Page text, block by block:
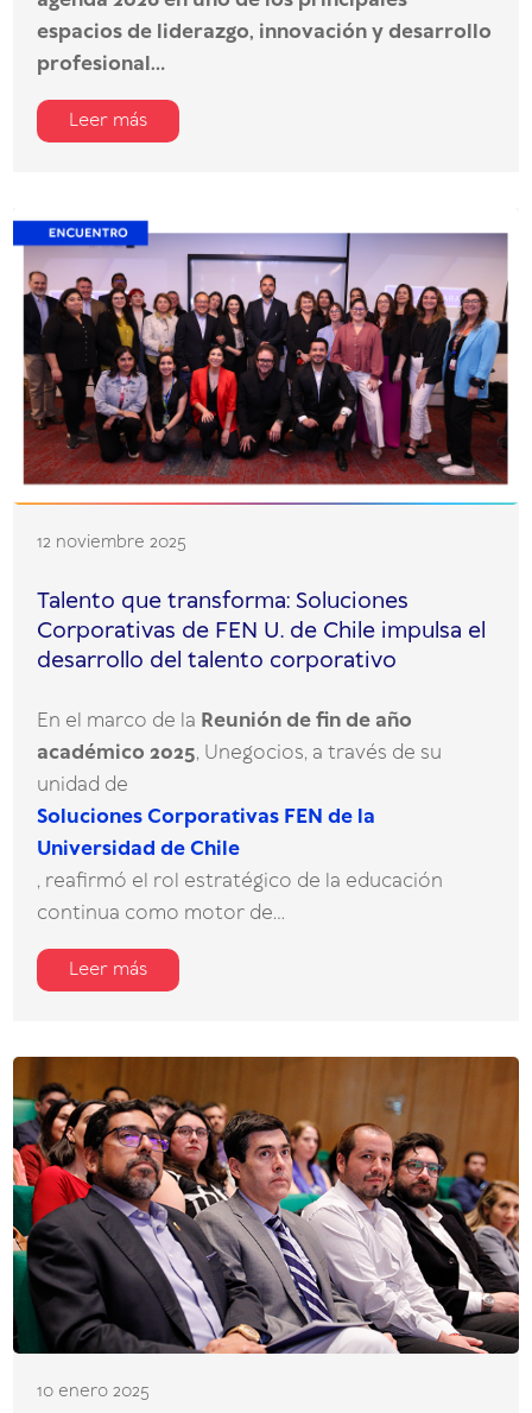
espacios de liderazgo, innovación y desarrollo
profesional...
Leer más
12 noviembre 2025
Talento que transforma: Soluciones
Corporativas de FEN U. de Chile impulsa el
desarrollo del talento corporativo
En el marco de la Reunión de fin de año
académico 2025, Unegocios, a través de su
unidad de
Soluciones Corporativas FEN de la
Universidad de Chile
, reafirmó el rol estratégico de la educación
continua como motor de...
Leer más
10 enero 2025